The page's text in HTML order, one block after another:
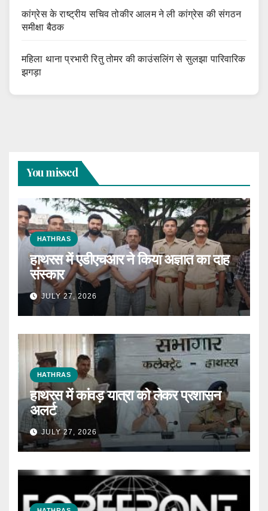
कांग्रेस के राष्ट्रीय सचिव तोकीर आलम ने ली कांग्रेस की संगठन
समीक्षा बैठक
महिला थाना प्रभारी रितु तोमर की काउंसलिंग से सुलझा पारिवारिक
झगड़ा
You missed
HATHRAS
हाथरस में एडीएचआर ने किया अज्ञात का दाह
संस्कार
JULY 27, 2026
HATHRAS
हाथरस में कांवड़ यात्रा को लेकर प्रशासन
अलर्ट
JULY 27, 2026